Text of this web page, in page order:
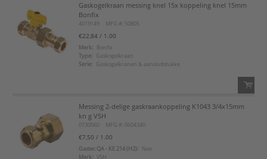
QTY:
Voeg toe aan favorietenlijst
Gaskogelkraan messing knel 15x koppeling knel 15mm
Bonfix
4019149 MFG #: 50805
€22,84 / 1.00
Merk:
Bonfix
Type:
Gaskogelkraan
Serie:
Gaskogelkranen & aansluitstukke
Voeg toe aan favorietenlijst
Messing 2-delige gaskraankoppeling K1043 3/4x15mm
kn g VSH
0730060 MFG #: 0604340
€7,50 / 1.00
Gastec QA - KE 214 (H2):
Nee
Merk: VSH